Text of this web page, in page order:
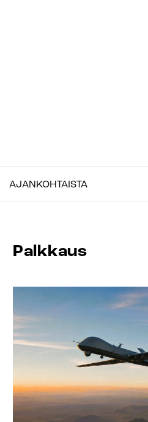
AJANKOHTAISTA
Palkkaus